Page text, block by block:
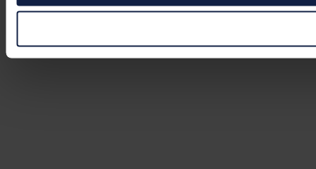
Las cookies de este sitio web se usan para personalizar el
pueden combinarla con otra información que les haya